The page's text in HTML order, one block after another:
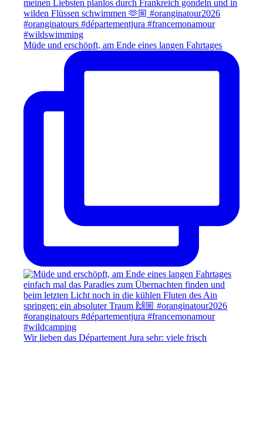
Müde und erschöpft, am Ende eines langen Fahrtages
Wir lieben das Département Jura sehr: viele frisch